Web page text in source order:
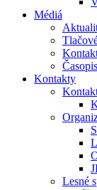
Médiá
Kontakty
Lesné